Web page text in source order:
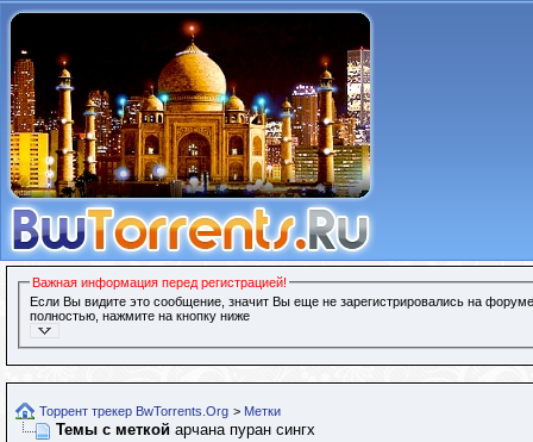
Важная информация перед регистрацией!
Если Вы видите это сообщение, значит Вы еще не зарегистрировались на
полностью, нажмите на кнопку ниже
Торрент трекер BwTorrents.Org > Метки
Темы с меткой арчана пуран сингх